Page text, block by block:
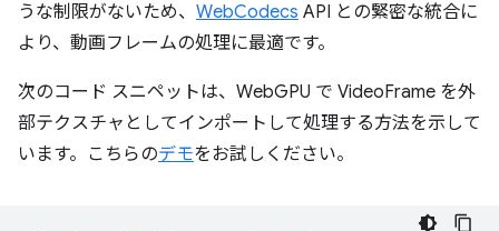
うな制限がないため、 WebCodecs API との緊密な統合に
より、動画フレームの処理に最適です。
次のコード スニペットは、WebGPU で VideoFrame を外
部テクスチャとしてインポートして処理する方法を示して
います。こちらのデモをお試しください。